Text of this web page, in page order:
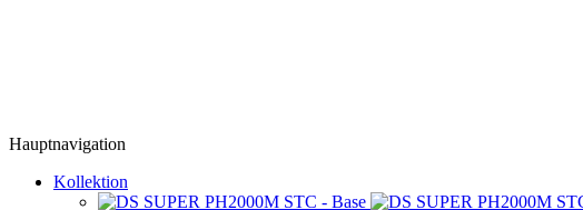
Hauptnavigation
Kollektion